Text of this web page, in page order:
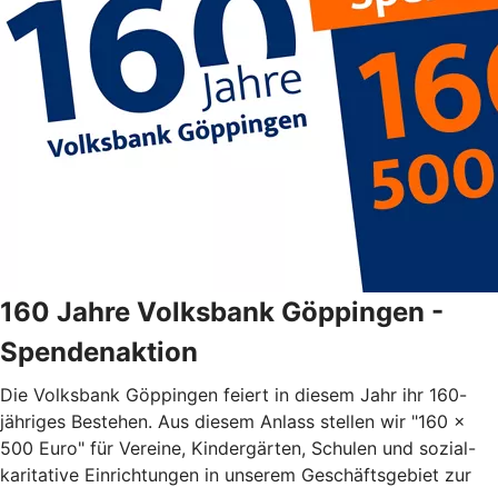
160 Jahre Volksbank Göppingen -
Spendenaktion
Die Volksbank Göppingen feiert in diesem Jahr ihr 160-
jähriges Bestehen. Aus diesem Anlass stellen wir "160 x
500 Euro" für Vereine, Kindergärten, Schulen und sozial-
karitative Einrichtungen in unserem Geschäftsgebiet zur